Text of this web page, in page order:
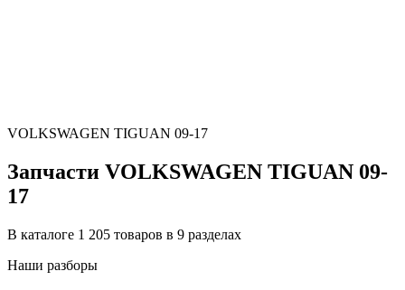
VOLKSWAGEN TIGUAN 09-17
Запчасти VOLKSWAGEN TIGUAN 09-
17
В каталоге 1 205 товаров в 9 разделах
Наши разборы